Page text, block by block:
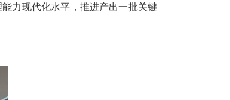
力现代化水平，推进产出一批关键